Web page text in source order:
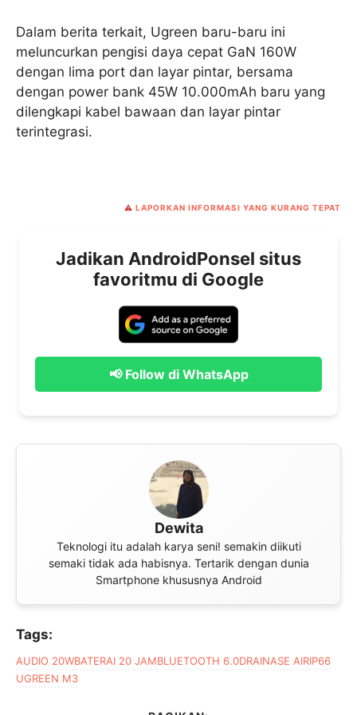
Dalam berita terkait, Ugreen baru-baru ini
meluncurkan pengisi daya cepat GaN 160W
dengan lima port dan layar pintar, bersama
dengan power bank 45W 10.000mAh baru yang
dilengkapi kabel bawaan dan layar pintar
terintegrasi.
⚠️ LAPORKAN INFORMASI YANG KURANG TEPAT
Jadikan AndroidPonsel situs
favoritmu di Google
📢 Follow di WhatsApp
Dewita
Teknologi itu adalah karya seni! semakin diikuti
semaki tidak ada habisnya. Tertarik dengan dunia
Smartphone khususnya Android
Tags:
AUDIO 20WBATERAI 20 JAMBLUETOOTH 6.0DRAINASE AIRIP66
UGREEN M3